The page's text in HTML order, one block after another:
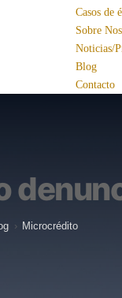
Casos de
Sobre
Noticias/
Blog
Contacto
› Microcrédito